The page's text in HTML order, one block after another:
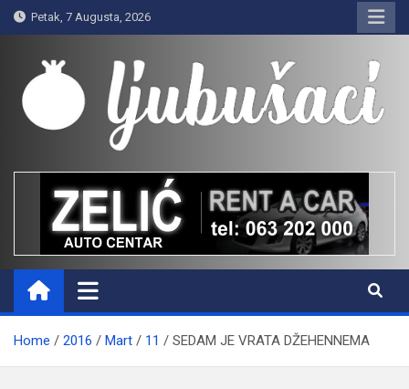
Skip
to
content
Petak, 7 Augusta, 2026
Ljubušaci
Svom voljenom gradu
Home 2016 Mart 11 SEDAM JE VRATA DŽEHENNEMA